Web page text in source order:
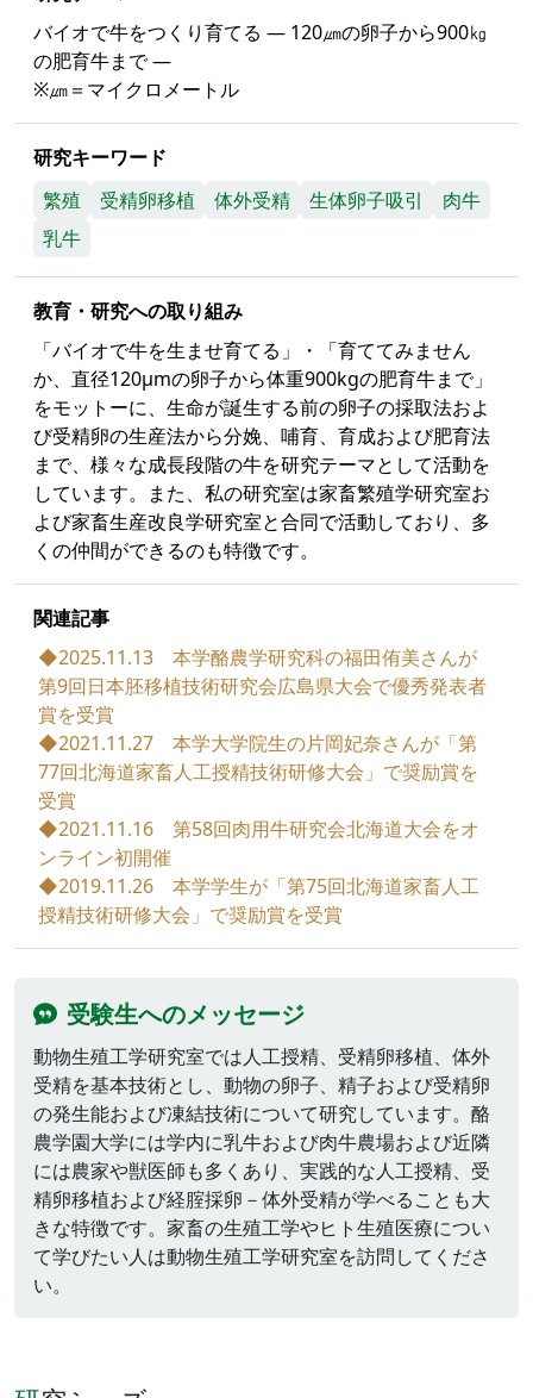
バイオで牛をつくり育てる ― 120㎛の卵子から900㎏
の肥育牛まで ―
※㎛＝マイクロメートル
研究キーワード
繁殖
受精卵移植 体外受精 生体卵子吸引
肉牛
乳牛
教育・研究への取り組み
「バイオで牛を生ませ育てる」・「育ててみません
か、直径120μmの卵子から体重900kgの肥育牛まで」
をモットーに、生命が誕生する前の卵子の採取法およ
び受精卵の生産法から分娩、哺育、育成および肥育法
まで、様々な成長段階の牛を研究テーマとして活動を
しています。また、私の研究室は家畜繁殖学研究室お
よび家畜生産改良学研究室と合同で活動しており、多
くの仲間ができるのも特徴です。
関連記事
◆2025.11.13 本学酪農学研究科の福田侑美さんが
第9回日本胚移植技術研究会広島県大会で優秀発表者
賞を受賞
◆2021.11.27 本学大学院生の片岡妃奈さんが「第
77回北海道家畜人工授精技術研修大会」で奨励賞を
受賞
◆2021.11.16 第58回肉用牛研究会北海道大会をオ
ンライン初開催
◆2019.11.26 本学学生が「第75回北海道家畜人工
授精技術研修大会」で奨励賞を受賞
受験生へのメッセージ
動物生殖工学研究室では人工授精、受精卵移植、体外
受精を基本技術とし、動物の卵子、精子および受精卵
の発生能および凍結技術について研究しています。酪
農学園大学には学内に乳牛および肉牛農場および近隣
には農家や獣医師も多くあり、実践的な人工授精、受
精卵移植および経腟採卵－体外受精が学べることも大
きな特徴です。家畜の生殖工学やヒト生殖医療につい
て学びたい人は動物生殖工学研究室を訪問してくださ
い。